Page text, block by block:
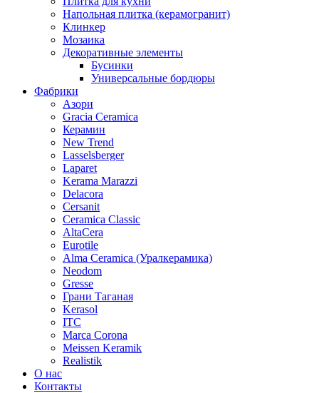
Напольная плитка (керамогранит)
Клинкер
Мозаика
Декоративные элементы
Бусинки
Универсальные бордюры
Фабрики
Азори
Gracia Ceramica
Керамин
New Trend
Lasselsberger
Laparet
Kerama Marazzi
Delacora
Cersanit
Ceramica Classic
AltaCera
Eurotile
Alma Ceramica (Уралкерамика)
Neodom
Gresse
Грани Таганая
Kerasol
ITC
Marca Corona
Meissen Keramik
Realistik
О нас
Контакты